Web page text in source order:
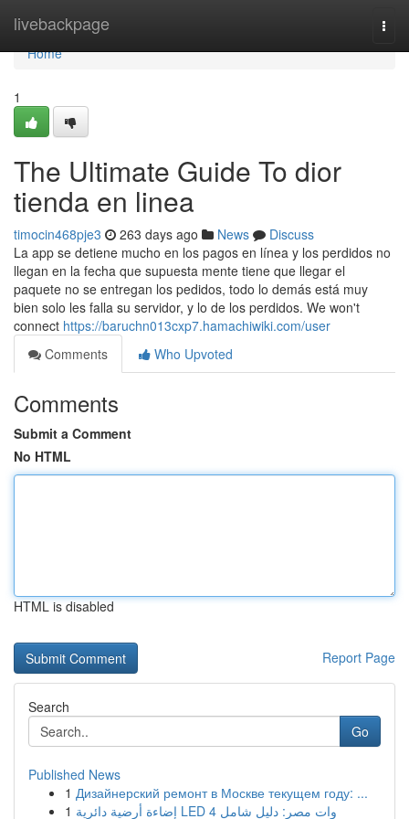
livebackpage
Home
Home
1
The Ultimate Guide To dior
tienda en linea
timocin468pje3 263 days ago News
Discuss
La app se detiene mucho en los pagos en línea y los perdidos no
llegan en la fecha que supuesta mente tiene que llegar el
paquete no se entregan los pedidos, todo lo demás está muy
bien solo les falla su servidor, y lo de los perdidos. We won't
connect https://baruchn013cxp7.hamachiwiki.com/user
Comments
Who Upvoted
Comments
Submit a Comment
No HTML
HTML is disabled
Report Page
Search
Go
Published News
1 Дизайнерский ремонт в Москве текущем году: ...
1
إضاءة أرضية دائرية LED 4 وات مصر: دليل شامل